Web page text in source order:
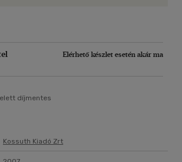
Elérhető készlet esetén akár ma
díjmentes
Kossuth Kiadó Zrt